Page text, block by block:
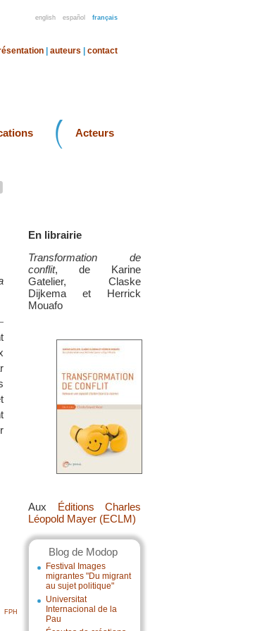
english español français
auteurs contact
Acteurs
En librairie
Transformation de
conflit, de Karine
Gatelier, Claske
Dijkema et Herrick
Mouafo
Aux Éditions Charles
Léopold Mayer (ECLM)
Blog de Modop
Festival Images
migrantes "Du migrant
au sujet politique"
Universitat
Internacional de la
Pau
FPH